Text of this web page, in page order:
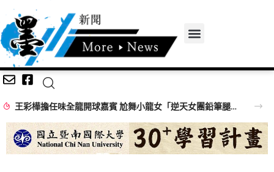
王彩樺擔任味全龍開球嘉賓 尬舞小龍女「逆天女團鉛筆腿」搶鏡